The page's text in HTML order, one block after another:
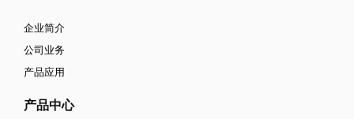
企业简介
公司业务
产品应用
产品中心